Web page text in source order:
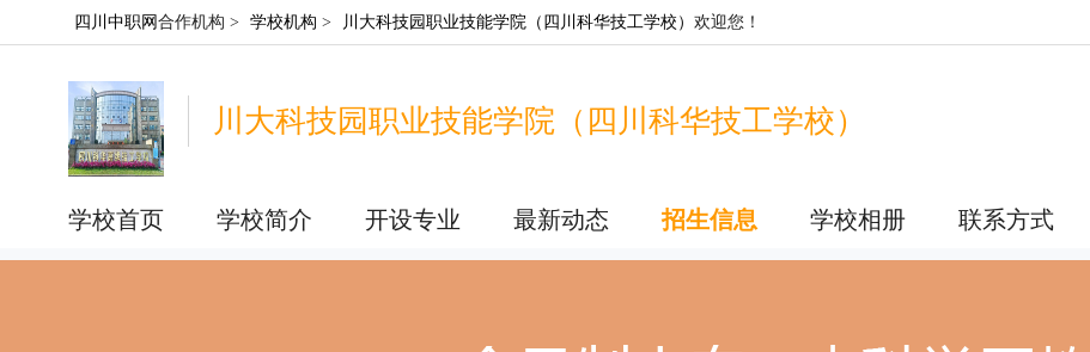
四川中职网 合作机构 > 学校机构 > 川大科技园职业技能学院（四川科华技工学校） 欢迎您！
川大科技园职业技能学院（四川科华技工学校）
学校首页 学校简介 开设专业 最新动态 招生信息 学校相册 联系方式